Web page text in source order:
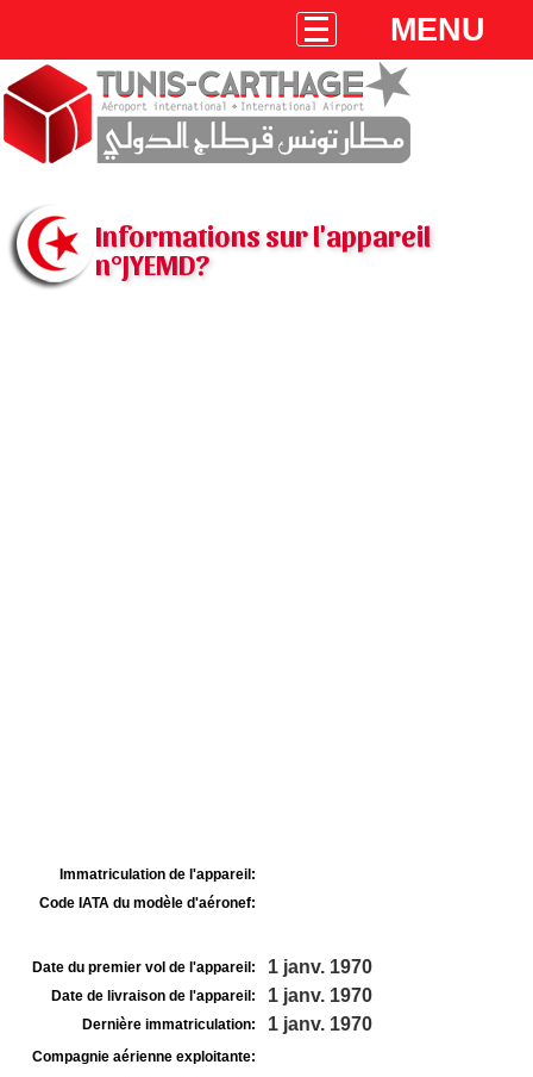
MENU
Informations sur l'appareil
n°JYEMD?
Immatriculation de l'appareil:
Code IATA du modèle d'aéronef:
Date du premier vol de l'appareil: 1 janv. 1970
Date de livraison de l'appareil: 1 janv. 1970
Dernière immatriculation: 1 janv. 1970
Compagnie aérienne exploitante: